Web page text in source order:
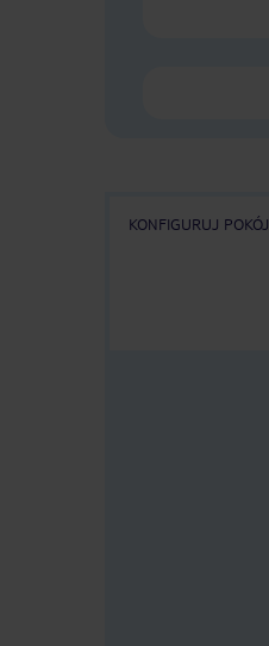
KONFIGURUJ POKÓJ